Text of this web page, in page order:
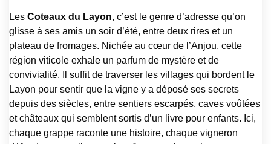
Les Coteaux du Layon, c’est le genre d’adresse qu’on
glisse à ses amis un soir d’été, entre deux rires et un
plateau de fromages. Nichée au cœur de l’Anjou, cette
région viticole exhale un parfum de mystère et de
convivialité. Il suffit de traverser les villages qui bordent le
Layon pour sentir que la vigne y a déposé ses secrets
depuis des siècles, entre sentiers escarpés, caves voûtées
et châteaux qui semblent sortis d’un livre pour enfants. Ici,
chaque grappe raconte une histoire, chaque vigneron